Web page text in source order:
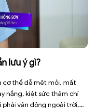
lưu ý gì?
cơ thể dễ mệt mỏi, mất
nắng, kiệt sức thậm chí
vận động ngoài trời,